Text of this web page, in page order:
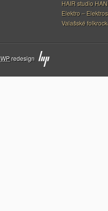
HAIR studio
Elektro –
Valašské
WPredesign